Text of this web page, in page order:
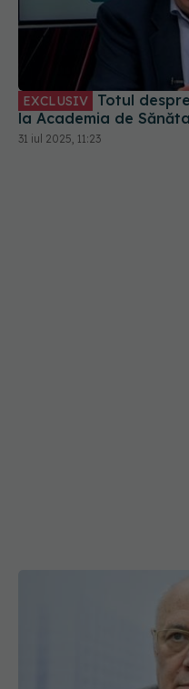
EXCLUSIV
la Academia de
31 iul 2025, 11:23